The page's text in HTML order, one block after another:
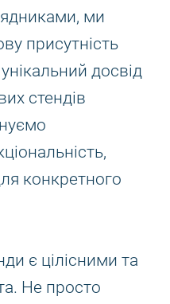
ми
присутність
досвід
стендів
конкретного
є цілісними та
Не просто